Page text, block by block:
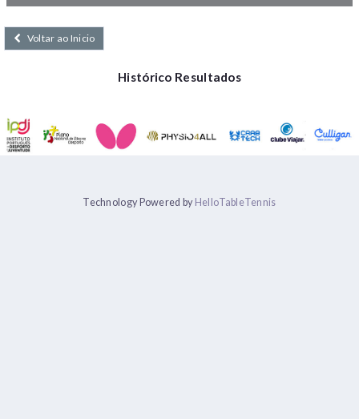
Voltar ao Inicio
Histórico Resultados
Technology Powered by HelloTableTennis